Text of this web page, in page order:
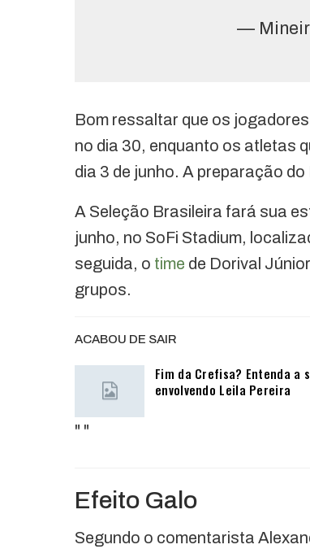
—
Bom ressaltar que os
no dia 30, enquanto os atletas
dia 3 de junho. A preparação
A Seleção Brasileira fará sua
junho, no SoFi Stadium,
seguida, o time de Dorival
grupos.
ACABOU DE SAIR
Fim da Crefisa? Entenda a
envolvendo Leila Pereira
" "
Efeito Galo
Segundo o comentarista